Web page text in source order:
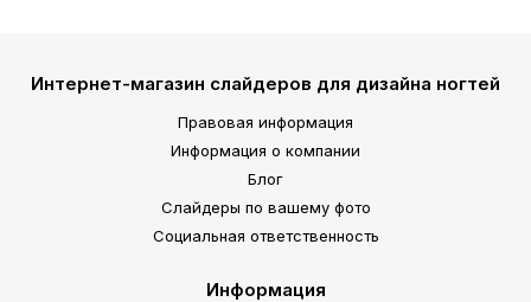
Интернет-магазин слайдеров для дизайна ногтей
Правовая информация
Информация о компании
Блог
Слайдеры по вашему фото
Социальная ответственность
Информация